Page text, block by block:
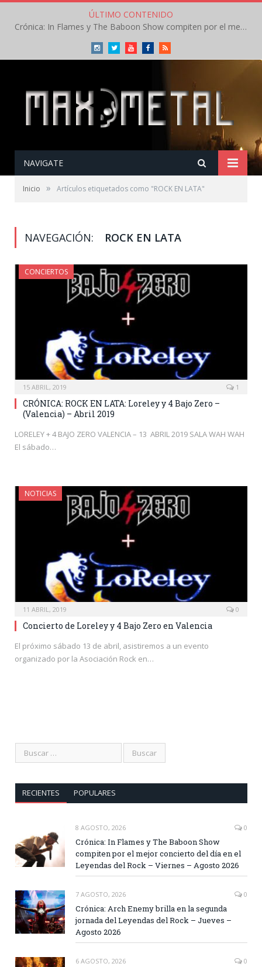
ÚLTIMO CONTENIDO
Crónica: In Flames y The Baboon Show compiten por el mejor concierto del día en el Leyendas del Rock – Viernes – Agosto 2026
InstagramTwitterYoutubeFacebookRSS
NAVIGATE
Inicio » Artículos etiquetados como "ROCK EN LATA"
NAVEGACIÓN: ROCK EN LATA
CONCIERTOS
15 ABRIL, 2019 1
CRÓNICA: ROCK EN LATA: Loreley y 4 Bajo Zero –
(Valencia) – Abril 2019
LORELEY + 4 BAJO ZERO VALENCIA – 13 ABRIL 2019 SALA WAH WAH
El sábado…
NOTICIAS
11 ABRIL, 2019 0
Concierto de Loreley y 4 Bajo Zero en Valencia
El próximo sábado 13 de abril, asistiremos a un evento
organizado por la Asociación Rock en…
RECIENTES POPULARES
8 AGOSTO, 2026 0
Crónica: In Flames y The Baboon Show
compiten por el mejor concierto del día en el
Leyendas del Rock – Viernes – Agosto 2026
7 AGOSTO, 2026 0
Crónica: Arch Enemy brilla en la segunda
jornada del Leyendas del Rock – Jueves –
Agosto 2026
6 AGOSTO, 2026 0